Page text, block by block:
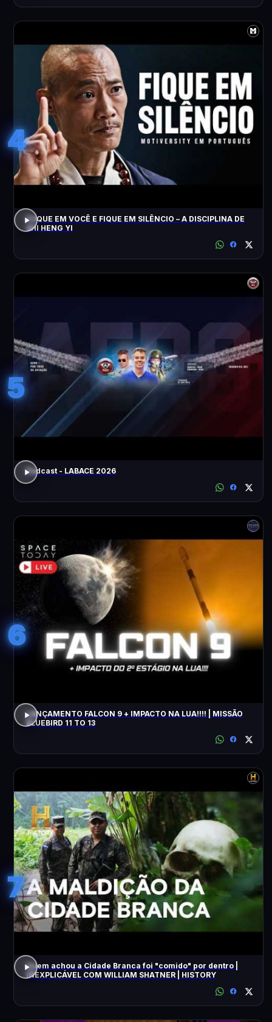
4
FOQUE EM VOCÊ E FIQUE EM SILÊNCIO – A DISCIPLINA DE
SHI HENG YI
5
Podcast - LABACE 2026
6
LANÇAMENTO FALCON 9 + IMPACTO NA LUA!!!! | MISSÃO
BLUEBIRD 11 TO 13
7
Quem achou a Cidade Branca foi "comido" por dentro |
INEXPLICÁVEL COM WILLIAM SHATNER | HISTORY